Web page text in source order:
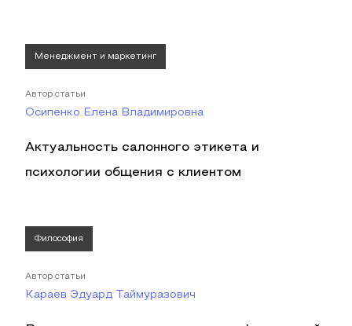
Менеджмент и маркетинг
Автор статьи
Осипенко Елена Владимировна
Актуальность салонного этикета и
психологии общения с клиентом
Философия
Автор статьи
Караев Эдуард Таймуразович